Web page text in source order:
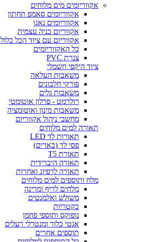
אקווריומים מים מלוחים
אקווריומים סאמפ תחתון
אקווריומים נאנו
אקווריום בניה עצמית
אקווריום עם ציוד הכל כלול
כל האקווריומים
צנרת PVC
ציוד היקפי חשמלי
משאבות העלאה
פורקי חלבונים
משאבות גלים
רולרמט - פרלון אוטומטי
משאבות מינון ואוטומציה
מחשבי ניהול אקווריום
תאורה למים מלוחים
תאורות לד LED
פסי לד (בארים)
תאורת T5
תאורה היברידית
תאורה לרפיוג ואחרות
מלח ותוספים למים מלוחים
מלחים לריף ומרינה
משולש ואלמנטים
בקטריות
נופוקס ותוספי פחמן
אנטי כלור ומנטרלי רעלים
תוספים אחרים